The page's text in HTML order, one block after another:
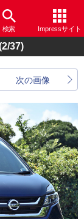
検索 Impressサイト
37)
次の画像